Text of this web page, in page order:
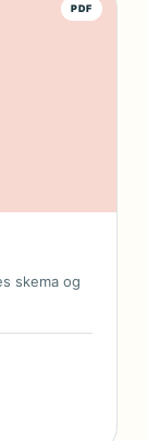
PDF
skema og